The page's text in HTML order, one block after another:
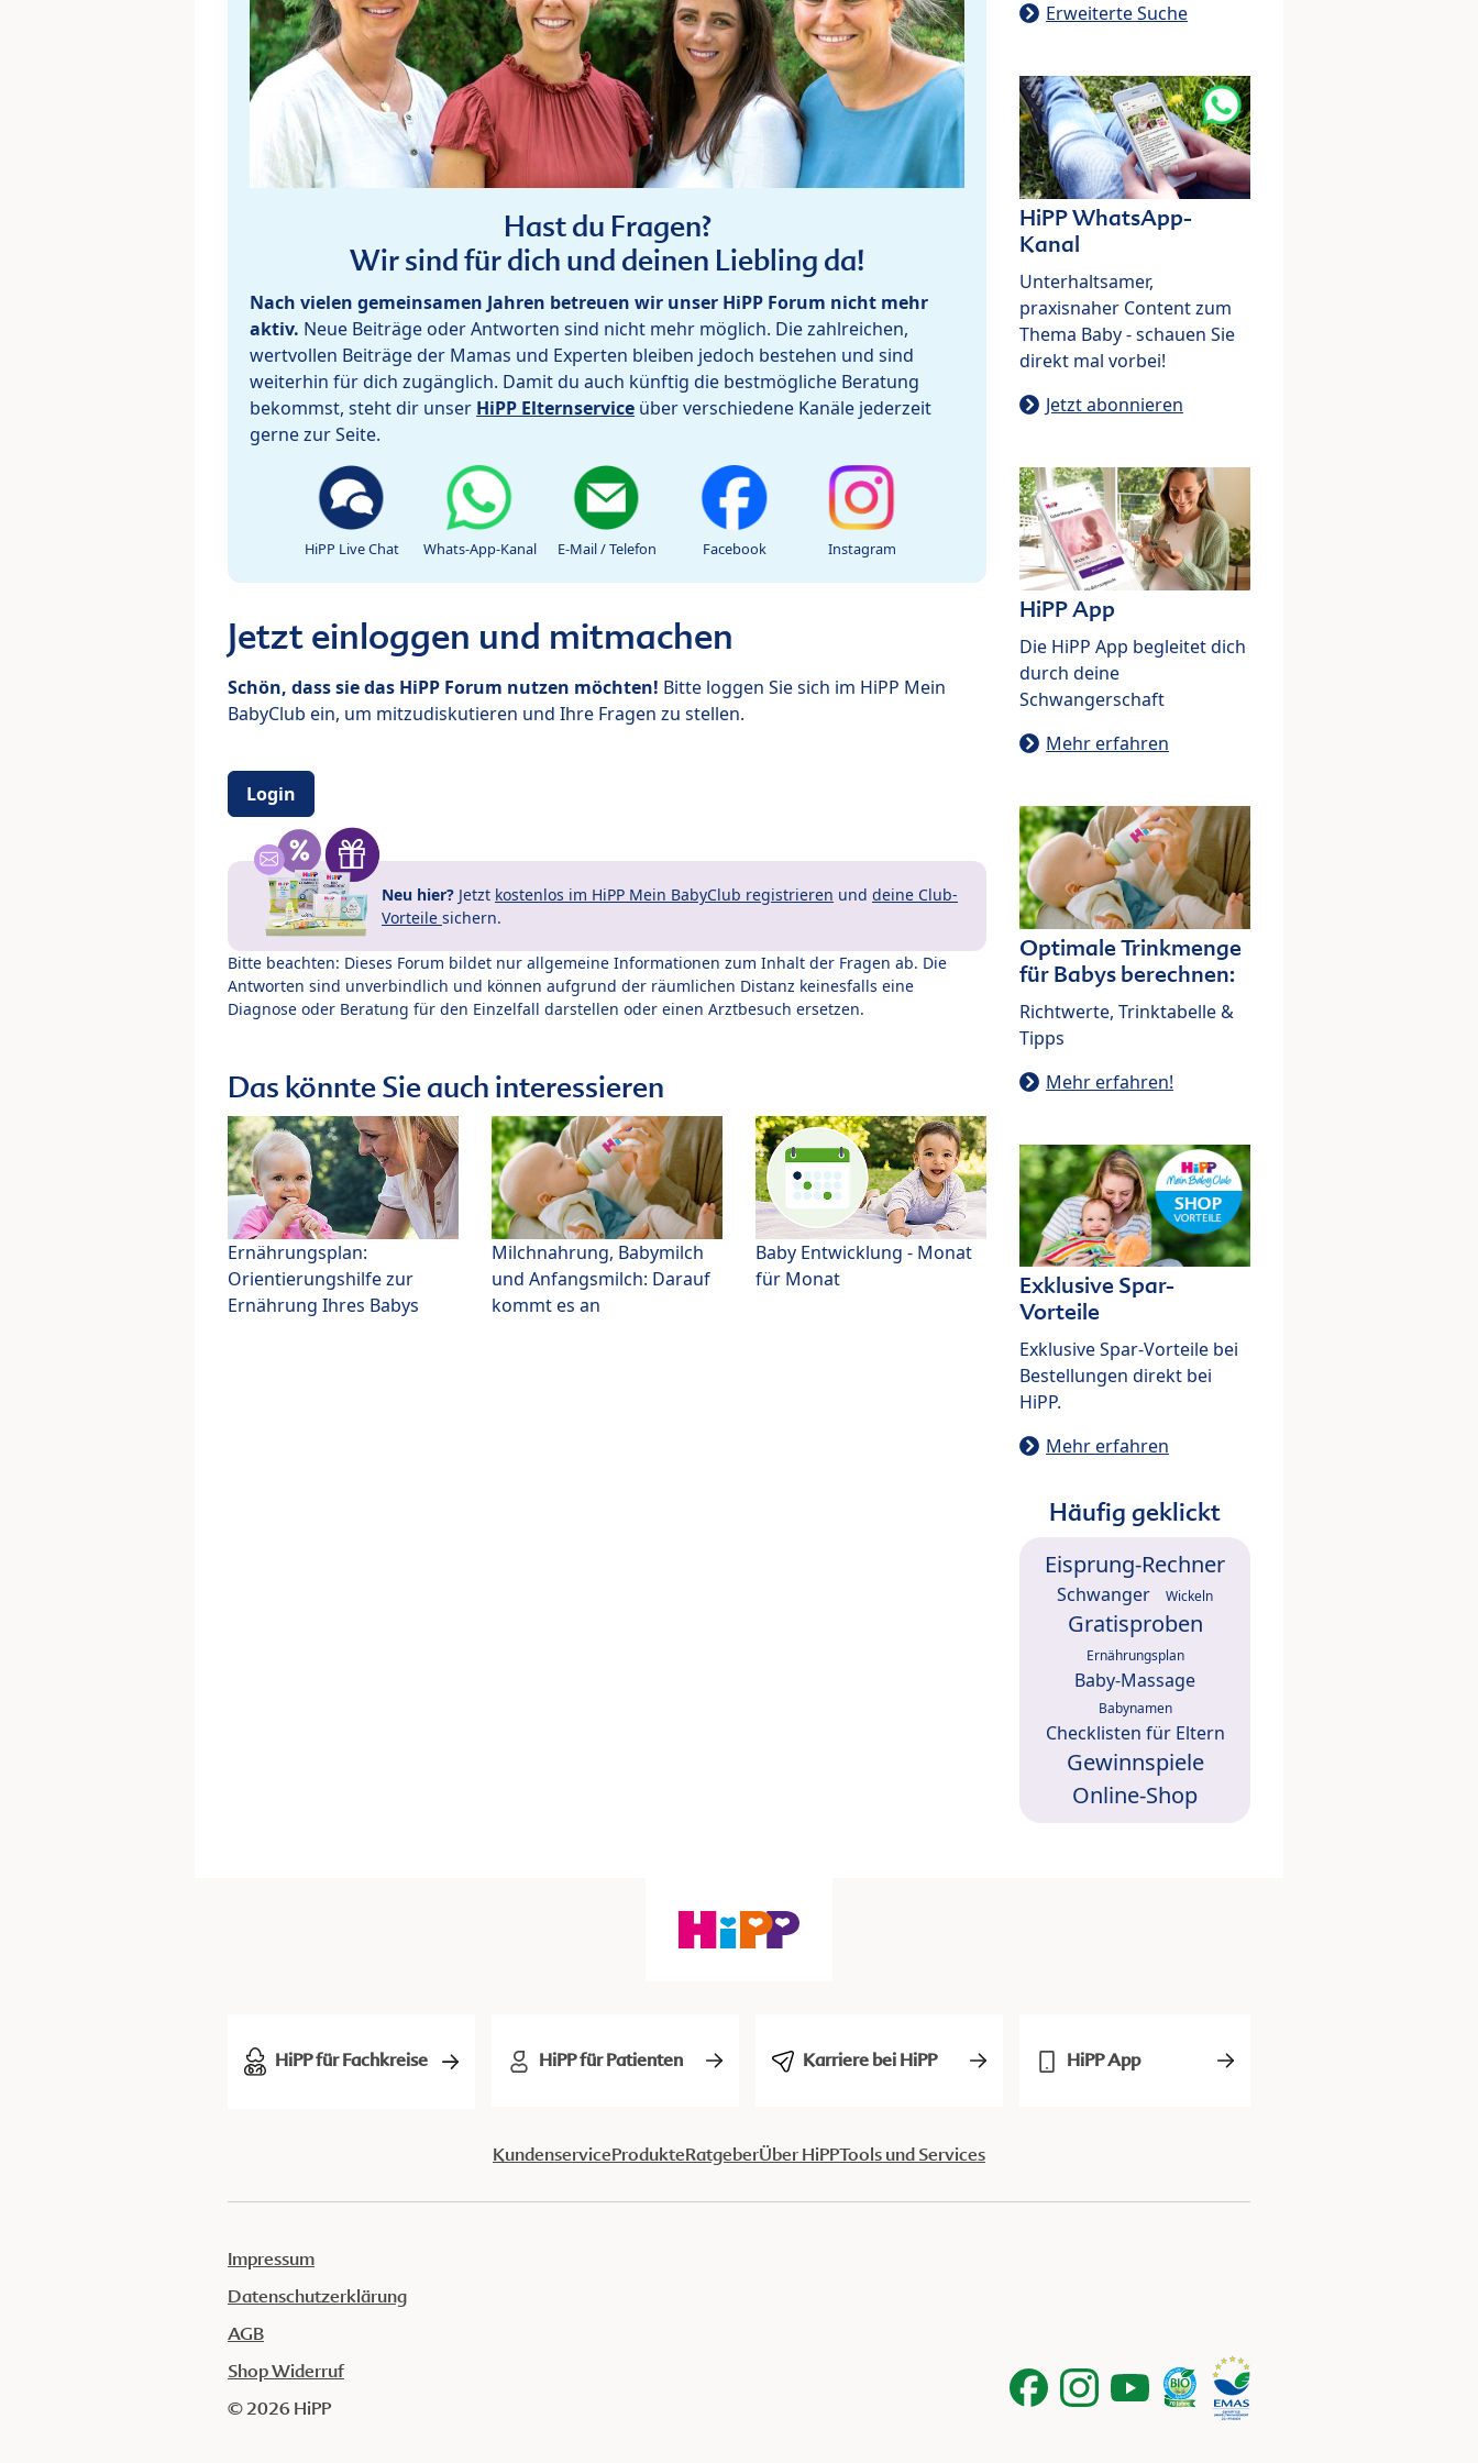
Hast du Fragen?
Wir sind für dich und deinen Liebling da!
Nach vielen gemeinsamen Jahren betreuen wir unser HiPP Forum nicht mehr
aktiv. Neue Beiträge oder Antworten sind nicht mehr möglich. Die zahlreichen,
wertvollen Beiträge der Mamas und Experten bleiben jedoch bestehen und sind
weiterhin für dich zugänglich. Damit du auch künftig die bestmögliche Beratung
bekommst, steht dir unser HiPP Elternservice über verschiedene Kanäle jederzeit
gerne zur Seite.
HiPP Live Chat Whats-App-Kanal E-Mail / Telefon Facebook Instagram
Jetzt einloggen und mitmachen
Schön, dass sie das HiPP Forum nutzen möchten! Bitte loggen Sie sich im HiPP Mein
BabyClub ein, um mitzudiskutieren und Ihre Fragen zu stellen.
Login
Neu hier? Jetzt kostenlos im HiPP Mein BabyClub registrieren und deine Club-
Vorteile sichern.
Bitte beachten: Dieses Forum bildet nur allgemeine Informationen zum Inhalt der Fragen ab. Die
Antworten sind unverbindlich und können aufgrund der räumlichen Distanz keinesfalls eine
Diagnose oder Beratung für den Einzelfall darstellen oder einen Arztbesuch ersetzen.
Das könnte Sie auch interessieren
Ernährungsplan:
Orientierungshilfe zur
Ernährung Ihres Babys
Milchnahrung, Babymilch
und Anfangsmilch: Darauf
kommt es an
Baby Entwicklung - Monat
für Monat
Erweiterte Suche
HiPP WhatsApp-
Kanal
Unterhaltsamer,
praxisnaher Content zum
Thema Baby - schauen Sie
direkt mal vorbei!
Jetzt abonnieren
HiPP App
Die HiPP App begleitet dich
durch deine
Schwangerschaft
Mehr erfahren
Optimale Trinkmenge
für Babys berechnen:
Richtwerte, Trinktabelle &
Tipps
Mehr erfahren!
Exklusive Spar-
Vorteile
Exklusive Spar-Vorteile bei
Bestellungen direkt bei
HiPP.
Mehr erfahren
Häufig geklickt
Eisprung-Rechner
Schwanger Wickeln
Gratisproben
Ernährungsplan
Baby-Massage
Babynamen
Checklisten für Eltern
Gewinnspiele
Online-Shop
HiPP für Fachkreise HiPP für Patienten Karriere bei HiPP HiPP App
KundenserviceProdukteRatgeberÜber HiPPTools und Services
Impressum
Datenschutzerklärung
AGB
Shop Widerruf
© 2026 HiPP